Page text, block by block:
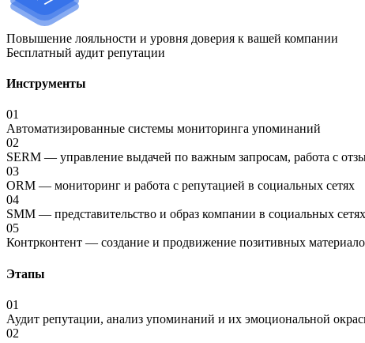
Повышение лояльности и уровня доверия к вашей компании
Бесплатный аудит репутации
Инструменты
01
Автоматизированные системы мониторинга упоминаний
02
SERM — управление выдачей по важным запросам, работа с
03
ORM — мониторинг и работа с репутацией в социальных сетях
04
SMM — представительство и образ компании в социальных сетях
05
Контрконтент — создание и продвижение позитивных
Этапы
01
Аудит репутации, анализ упоминаний и их эмоциональной
02